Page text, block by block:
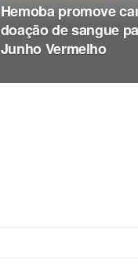
Hemoba promove
doação de sangue
Junho Vermelho